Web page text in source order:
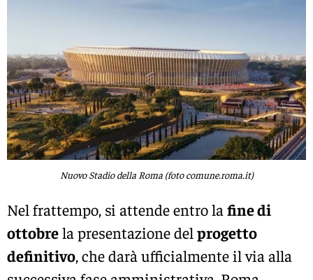
Nuovo Stadio della Roma (foto comune.roma.it)
Nel frattempo, si attende entro la fine di
ottobrela presentazione del progetto
definitivo, che darà ufficialmente il via alla